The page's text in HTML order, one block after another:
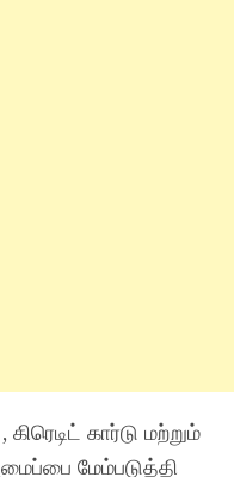
கார்டு மற்றும்
மேம்படுத்தி